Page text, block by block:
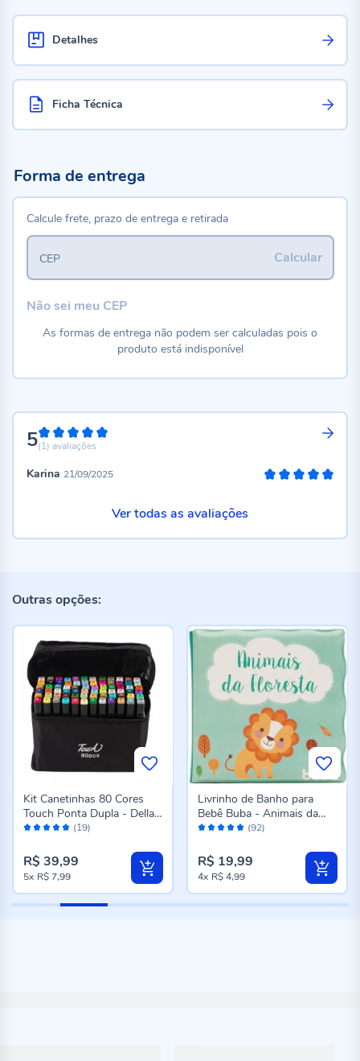
Detalhes
Ficha Técnica
5100%
(1) avaliações
Karina 21/09/2025
Ver todas as avaliações
Forma de entrega
Calcule frete, prazo de entrega e retirada
Calcular
CEP
Não sei meu CEP
As formas de entrega não podem ser calculadas pois o
produto está indisponível
Outras opções:
Avaliação: (19)
Kit Canetinhas 80 Cores
Touch Ponta Dupla - Della
Import
R$ 39,99
5x R$ 7,99
Avaliação: (92)
Livrinho de Banho para
Bebê Buba - Animais da
Floresta
R$ 19,99
4x R$ 4,99